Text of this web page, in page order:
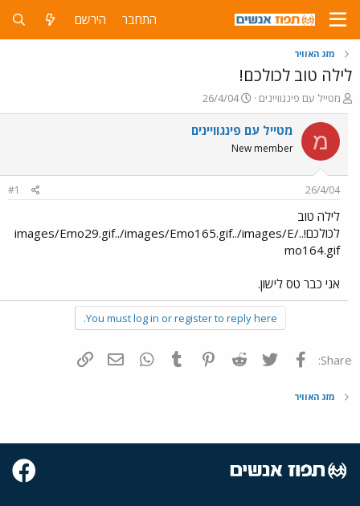
התחבר הירשם
מזג האוויר
לילה טוב לכולכם!
פ
ו
ת
ח
ה
ש
א
מטייל עם פינגוויינים
פ
ו
ר
ם
ך
26/4/04
מ מטייל עם פינגוויינים
New member
26/4/04
#1
לילה טוב
לכולכם!../images/Emo29.gif../images/Emo165.gif../images/E
mo164.gif
אני כבר טס לישון.
You must log in or register to reply here.
Share: פייסבוק Twitter
Reddit
Pinterest
Tumblr
WhatsAppדואר אלקטרוני
מזג האוויר